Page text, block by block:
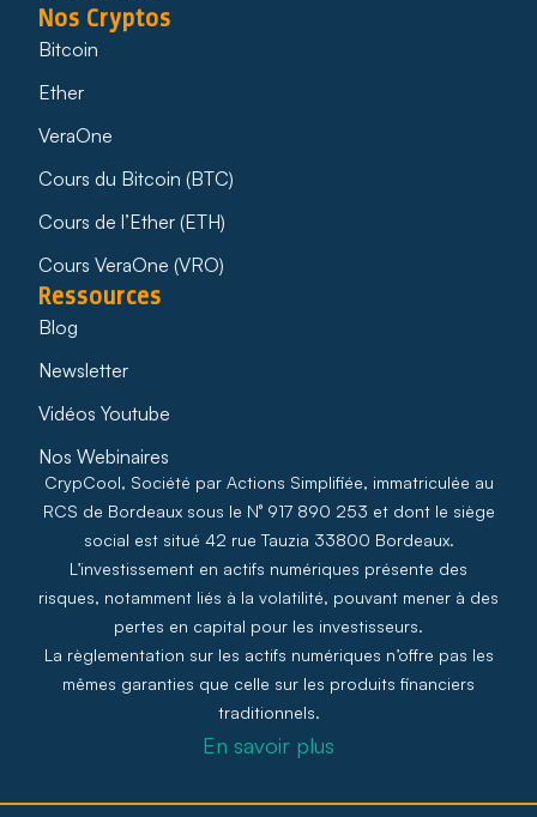
Nos Cryptos
Bitcoin
Ether
VeraOne
Cours du Bitcoin (BTC)
Cours de l’Ether (ETH)
Cours VeraOne (VRO)
Ressources
Blog
Newsletter
Vidéos Youtube
Nos Webinaires
CrypCool, Société par Actions Simplifiée, immatriculée au
RCS de Bordeaux sous le N° 917 890 253 et dont le siège
social est situé 42 rue Tauzia 33800 Bordeaux.
L’investissement en actifs numériques présente des
risques, notamment liés à la volatilité, pouvant mener à des
pertes en capital pour les investisseurs.
La règlementation sur les actifs numériques n’offre pas les
mêmes garanties que celle sur les produits financiers
traditionnels.
En savoir plus